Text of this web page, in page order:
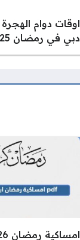
اوقات دوام الهجرة
دبي في رمضان 2025